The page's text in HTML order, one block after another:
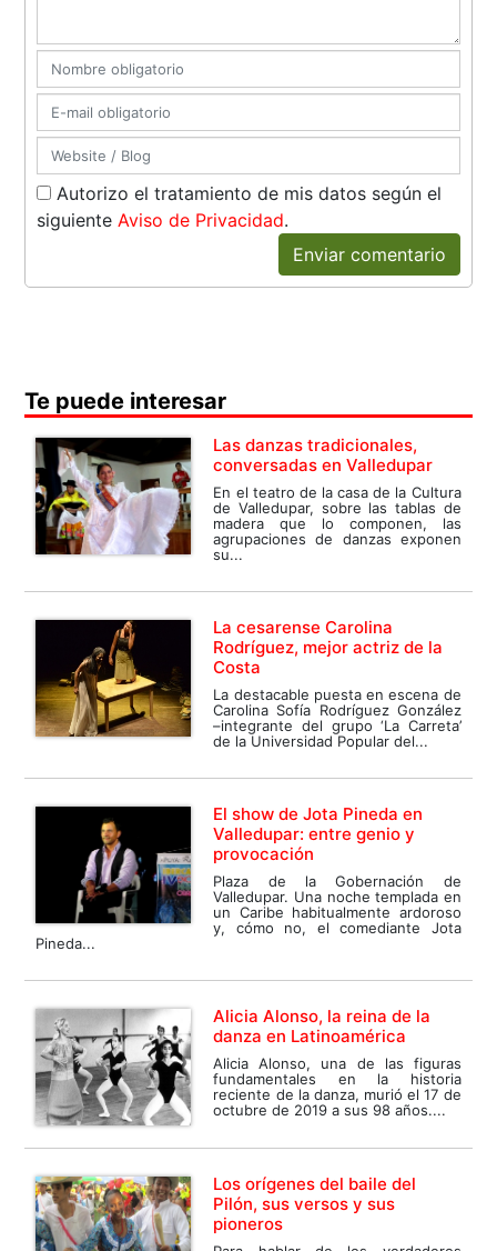
Autorizo el tratamiento de mis datos según el
siguiente Aviso de Privacidad.
Enviar comentario
Te puede interesar
Las danzas tradicionales,
conversadas en Valledupar
En el teatro de la casa de la Cultura
de Valledupar, sobre las tablas de
madera que lo componen, las
agrupaciones de danzas exponen
su...
La cesarense Carolina
Rodríguez, mejor actriz de la
Costa
La destacable puesta en escena de
Carolina Sofía Rodríguez González
–integrante del grupo ‘La Carreta’
de la Universidad Popular del...
El show de Jota Pineda en
Valledupar: entre genio y
provocación
Plaza de la Gobernación de
Valledupar. Una noche templada en
un Caribe habitualmente ardoroso
y, cómo no, el comediante Jota
Pineda...
Alicia Alonso, la reina de la
danza en Latinoamérica
Alicia Alonso, una de las figuras
fundamentales en la historia
reciente de la danza, murió el 17 de
octubre de 2019 a sus 98 años....
Los orígenes del baile del
Pilón, sus versos y sus
pioneros